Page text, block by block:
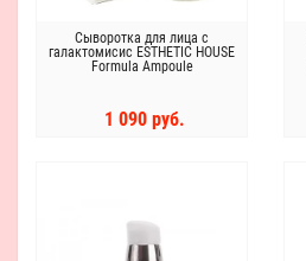
Сыворотка для лица с
галактомисис ESTHETIC HOUSE
Formula Ampoule
1 090 руб.